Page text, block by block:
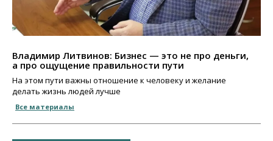
Владимир Литвинов: Бизнес — это не про деньги,
а про ощущение правильности пути
На этом пути важны отношение к человеку и желание
делать жизнь людей лучше
Все материалы